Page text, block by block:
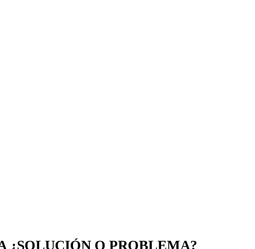
¿SOLUCIÓN O PROBLEMA?